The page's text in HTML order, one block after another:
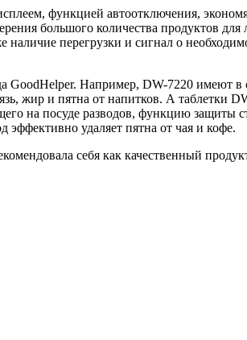
функцией автоотключения,
большого количества продуктов
перегрузки и сигнал о
Например, DW-7220 имеют в
жир и пятна от напитков. А таблетки
на посуде разводов, функцию защиты
удаляет пятна от чая и кофе.
себя как качественный